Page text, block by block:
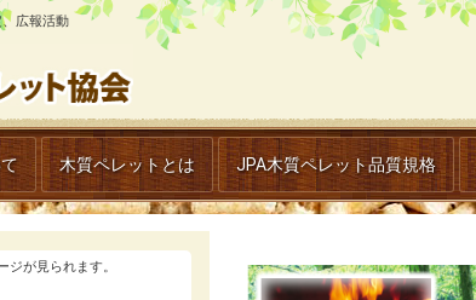
広報活動
木質ペレットとは JPA木質ペレット品質規格
ジが見られます。